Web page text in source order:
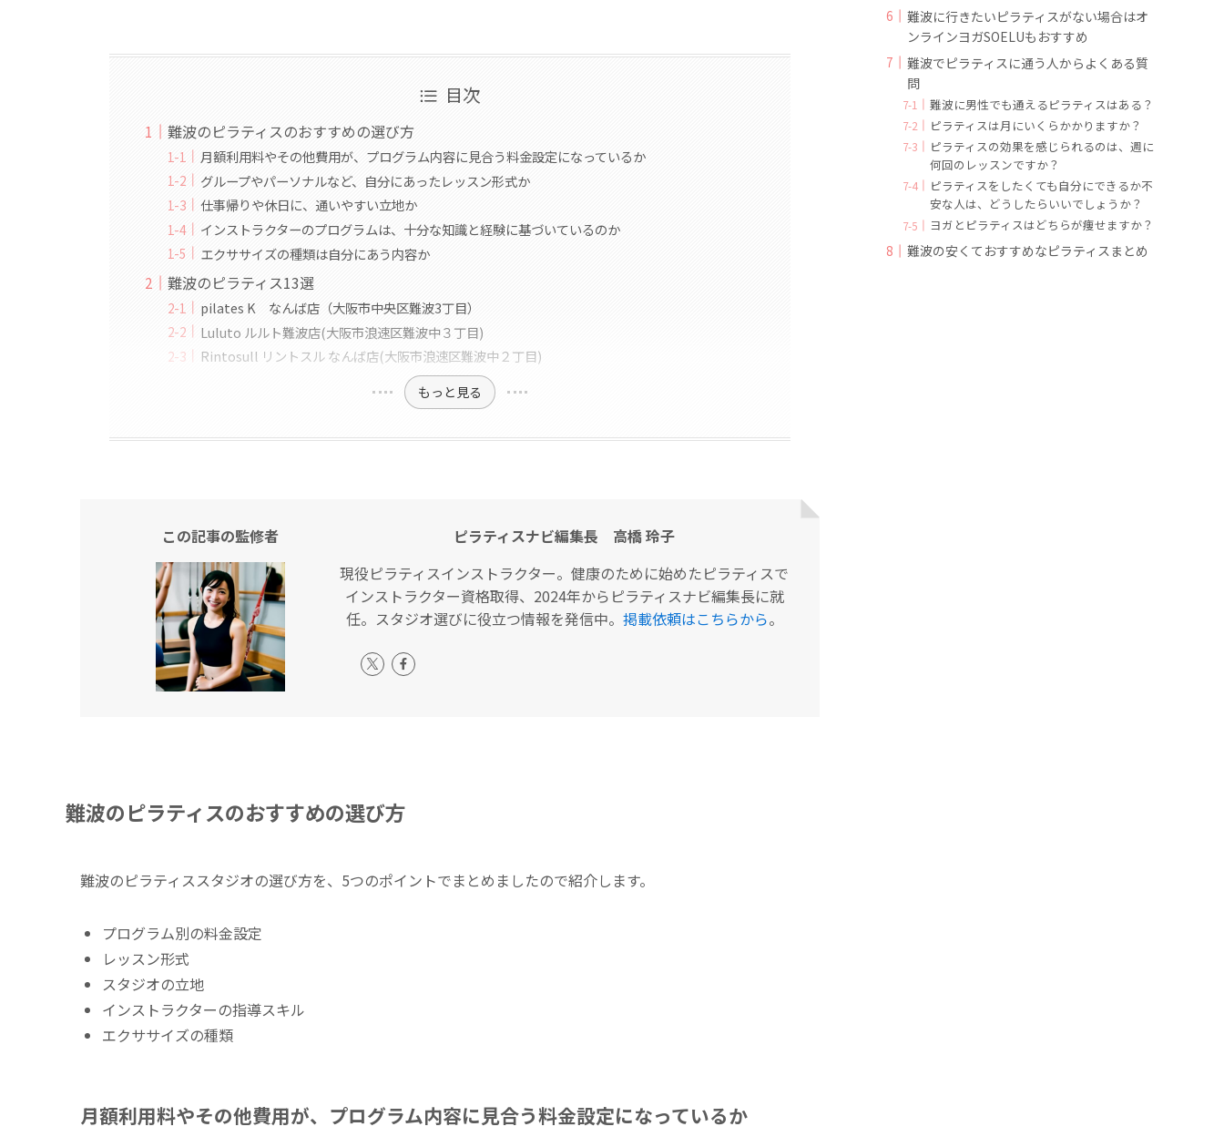
目次
難波のピラティスのおすすめの選び方
月額利用料やその他費用が、プログラム内容に見合う料金設定になっているか
グループやパーソナルなど、自分にあったレッスン形式か
仕事帰りや休日に、通いやすい立地か
インストラクターのプログラムは、十分な知識と経験に基づいているのか
エクササイズの種類は自分にあう内容か
難波のピラティス13選
pilates K なんば店（大阪市中央区難波3丁目）
Luluto ルルト難波店(大阪市浪速区難波中３丁目)
Rintosull リントスル なんば店(大阪市浪速区難波中２丁目)
もっと見る
この記事の監修者
ピラティスナビ編集長 高橋 玲子
現役ピラティスインストラクター。健康のために始めたピラティスで
インストラクター資格取得、2024年からピラティスナビ編集長に就
任。スタジオ選びに役立つ情報を発信中。 掲載依頼はこちらから。
難波のピラティスのおすすめの選び方
難波のピラティススタジオの選び方を、5つのポイントでまとめましたので紹介します。
プログラム別の料金設定
レッスン形式
スタジオの立地
インストラクターの指導スキル
エクササイズの種類
月額利用料やその他費用が、プログラム内容に見合う料金設定になっているか
難波に行きたいピラティスがない場合はオ
ンラインヨガSOELUもおすすめ
難波でピラティスに通う人からよくある質
問
難波に男性でも通えるピラティスはある？
ピラティスは月にいくらかかりますか？
ピラティスの効果を感じられるのは、週に
何回のレッスンですか？
ピラティスをしたくても自分にできるか不
安な人は、どうしたらいいでしょうか？
ヨガとピラティスはどちらが痩せますか？
難波の安くておすすめなピラティスまとめ